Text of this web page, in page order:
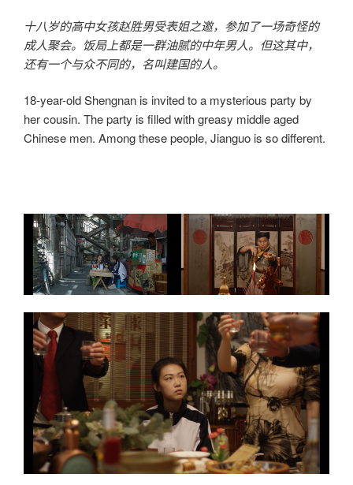
十八岁的高中女孩赵胜男受表姐之邀，参加了一场奇怪的
成人聚会。饭局上都是一群油腻的中年男人。但这其中，
还有一个与众不同的，名叫建国的人。
18-year-old Shengnan is invited to a mysterious party by
her cousin. The party is filled with greasy middle aged
Chinese men. Among these people, Jianguo is so different.